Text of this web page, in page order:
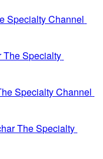
Specialty Channel
The Specialty
Specialty Channel
The Specialty